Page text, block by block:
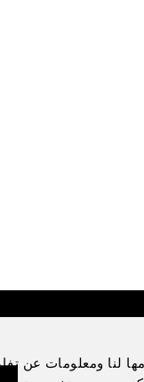
لنا ومعلومات عن